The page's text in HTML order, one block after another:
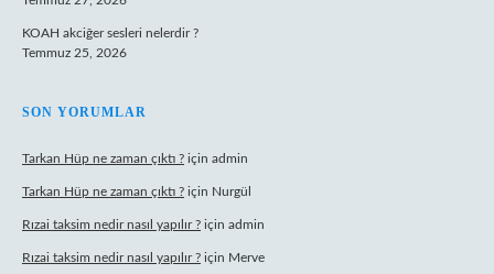
KOAH akciğer sesleri nelerdir ?
Temmuz 25, 2026
SON YORUMLAR
Tarkan Hüp ne zaman çıktı ? için admin
Tarkan Hüp ne zaman çıktı ? için Nurgül
Rızai taksim nedir nasıl yapılır ? için admin
Rızai taksim nedir nasıl yapılır ? için Merve